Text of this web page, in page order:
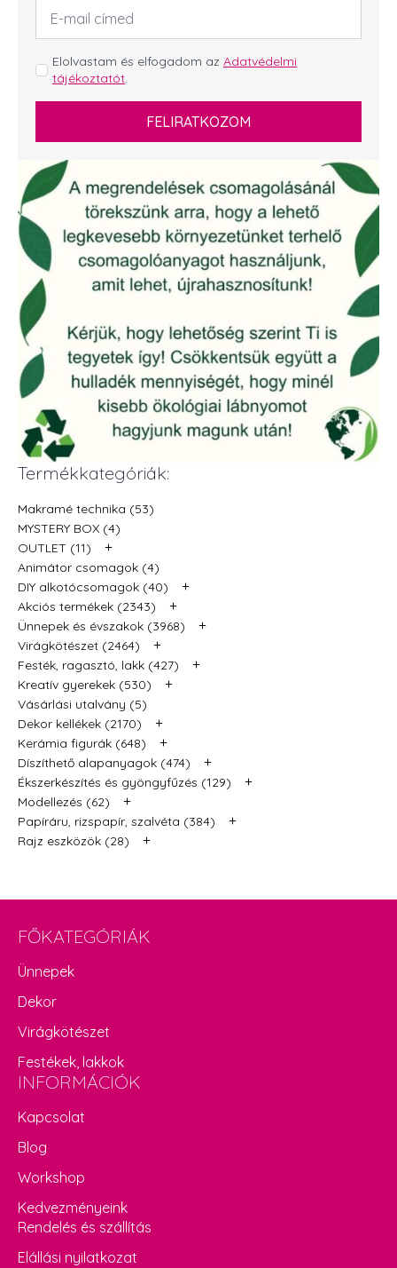
cím
GDPR
*
Elolvastam és elfogadom az Adatvédelmi
tájékoztatót
FELIRATKOZOM
Termékkategóriák:
Makramé technika (53)
MYSTERY BOX (4)
OUTLET (11)
+
Animátor csomagok (4)
DIY alkotócsomagok (40)
+
Akciós termékek (2343) +
Ünnepek és évszakok (3968) +
Virágkötészet (2464) +
Festék, ragasztó, lakk (427) +
Kreatív gyerekek (530) +
Vásárlási utalvány (5)
Dekor kellékek (2170)
+
Kerámia figurák (648) +
Díszíthető alapanyagok (474) +
Ékszerkészítés és gyöngyfűzés (129) +
Modellezés (62) +
Papíráru, rizspapír, szalvéta (384) +
Rajz eszközök (28) +
FŐKATEGÓRIÁK
Ünnepek
Dekor
Virágkötészet
Festékek, lakkok
INFORMÁCIÓK
Kapcsolat
Blog
Workshop
Kedvezményeink
Rendelés és szállítás
Elállási nyilatkozat